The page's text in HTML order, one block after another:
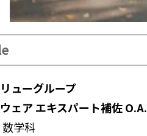
ューグループ
ェア エキスパート補佐 O.A.
学科